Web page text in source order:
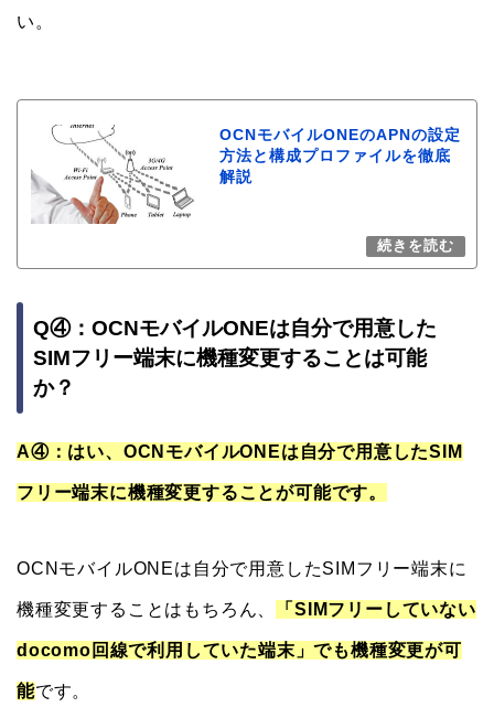
い。
OCNモバイルONEのAPNの設定
方法と構成プロファイルを徹底
解説
Q④：OCNモバイルONEは自分で用意した
SIMフリー端末に機種変更することは可能
か？
A④：はい、OCNモバイルONEは自分で用意したSIM
フリー端末に機種変更することが可能です。
OCNモバイルONEは自分で用意したSIMフリー端末に
機種変更することはもちろん、 「SIMフリーしていない
docomo回線で利用していた端末」でも機種変更が可
能です。